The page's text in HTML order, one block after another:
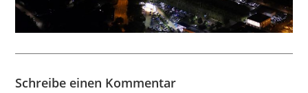
Schreibe einen Kommentar